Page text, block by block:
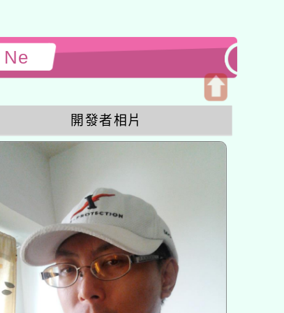
開
上
開發者相片